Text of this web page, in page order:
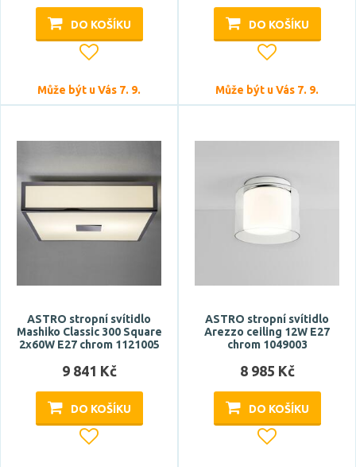
Délka
DO KOŠÍKU
Může být u Vás 7. 9.
DO KOŠÍKU
Může být u Vás 7. 9.
ASTRO stropní svítidlo
Mashiko Classic 300 Square
2x60W E27 chrom 1121005
9 841 Kč
DO KOŠÍKU
ASTRO stropní svítidlo
Arezzo ceiling 12W E27
chrom 1049003
8 985 Kč
DO KOŠÍKU